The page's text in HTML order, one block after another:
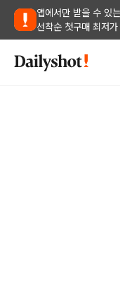
앱에서만 받을 수 있
선착순 첫구매 최저